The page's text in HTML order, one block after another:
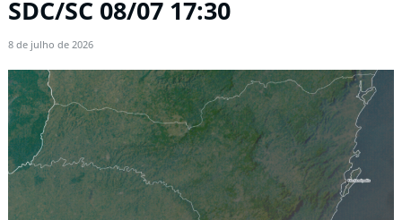
SDC/SC 08/07 17:30
8 de julho de 2026